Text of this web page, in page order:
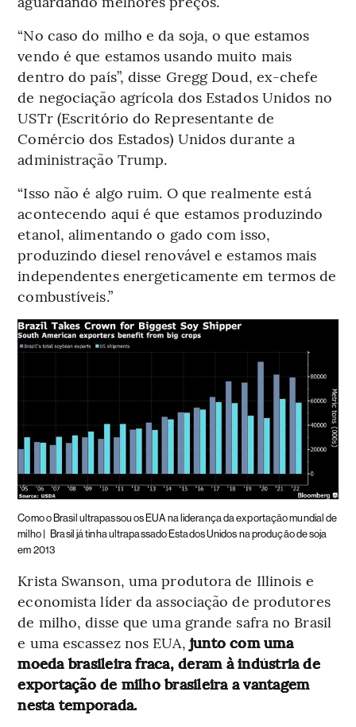
“No caso do milho e da soja, o que estamos
vendo é que estamos usando muito mais
dentro do país”, disse Gregg Doud, ex-chefe
de negociação agrícola dos Estados Unidos no
USTr (Escritório do Representante de
Comércio dos Estados) Unidos durante a
administração Trump.
“Isso não é algo ruim. O que realmente está
acontecendo aqui é que estamos produzindo
etanol, alimentando o gado com isso,
produzindo diesel renovável e estamos mais
independentes energeticamente em termos de
combustíveis.”
Como o Brasil ultrapassou os EUA na liderança da exportação mundial de
milho |
Brasil já tinha ultrapassado Estados Unidos na produção de soja
em 2013
Krista Swanson, uma produtora de Illinois e
economista líder da associação de produtores
de milho, disse que uma grande safra no Brasil
e uma escassez nos EUA, junto com uma
moeda brasileira fraca, deram à indústria de
exportação de milho brasileira a vantagem
nesta temporada.